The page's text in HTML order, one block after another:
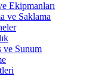
Ekipmanları
ve Saklama
ve Sunum